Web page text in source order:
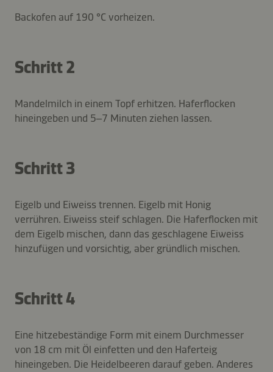
Backofen auf 190 °C vorheizen.
Schritt 2
Mandelmilch in einem Topf erhitzen. Haferflocken
hineingeben und 5–7 Minuten ziehen lassen.
Schritt 3
Eigelb und Eiweiss trennen. Eigelb mit Honig
verrühren. Eiweiss steif schlagen. Die Haferflocken mit
dem Eigelb mischen, dann das geschlagene Eiweiss
hinzufügen und vorsichtig, aber gründlich mischen.
Schritt 4
Eine hitzebeständige Form mit einem Durchmesser
von 18 cm mit Öl einfetten und den Haferteig
hineingeben. Die Heidelbeeren darauf geben. Anderes